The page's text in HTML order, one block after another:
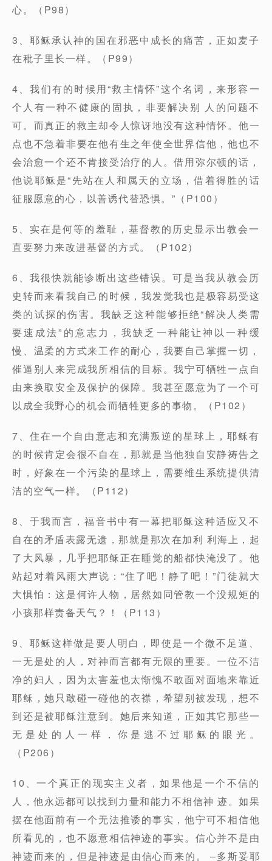
心。（P98）
3、耶稣承认神的国在邪恶中成长的痛苦，正如麦子
在秕子里长一样。（P99）
4、我们有的时候用“救主情怀”这个名词，来形容一
个人有一种不健康的固执，非要解决别 人的问题不
可。而真正的救主却令人惊讶地没有这种情怀。他一
点也不急着非要在他有生之年使全世界信他，他也不
会治愈一个还不肯接受治疗的人。借用弥尔顿的话，
他说耶稣是“先站在人和属天的立场，借着得胜的话
征服愿意的心，以善诱代替恐惧。”（P100）
5、实在是何等的羞耻，基督教的历史显示出教会一
直要努力来改进基督的方式。（P102）
6、我很快就能诊断出这些错误。可是当我从教会历
史转而来看我自己的时候，我发觉我也是极容易受这
类的试探的伤害。我缺乏这种能够拒绝“解决人类需
要速成法”的意志力，我缺乏一种能让神以一种缓
慢、温柔的方式来工作的耐心，我要自己掌握一切，
催逼别人来完成我所相信的目标。我宁可牺牲一点自
由来换取安全及保护的保障。我甚至愿意为了一个可
以成全我野心的机会而牺牲更多的事物。（P102）
7、住在一个自由意志和充满叛逆的星球上，耶稣有
的时候肯定会很不自在，那就是当他独自安静祷告之
时，好象在一个污染的星球上，需要维生系统提供清
洁的空气一样。（P112）
8、于我而言，福音书中有一幕把耶稣这种适应又不
自在的矛盾表露无遗，那就是那次在加利 利海上，起
了大风暴，几乎把耶稣正在睡觉的船都快淹没了。他
站起对着风雨大声说：“住了吧！静了吧！”门徒就大
大惧怕：这是何许人物，居然如同管教一个没规矩的
小孩那样责备天气？！（P113）
9、耶稣这样做是要人明白，即使是一个微不足道、
一无是处的人，对神而言都有无限的重要。一位不洁
净的妇人，因为太害羞也太惭愧不敢面对面地来靠近
耶稣，她只敢碰一碰他的衣襟，希望别被发现，想不
到还是被耶稣注意到。她后来知道，正如其它那些一
无是处的人一样，你是逃不过耶稣的眼光。
（P206）
10、一个真正的现实主义者，如果他是一个不信的
人，他永远都可以找到力量和能力不相信神 迹。如果
摆在他面前有一个无法推诿的事实，他宁可不相信他
所看见的，也不愿意相信神迹的事实。信心并不是由
神迹而来的，但是神迹是由信心而来的。 –多斯妥耶